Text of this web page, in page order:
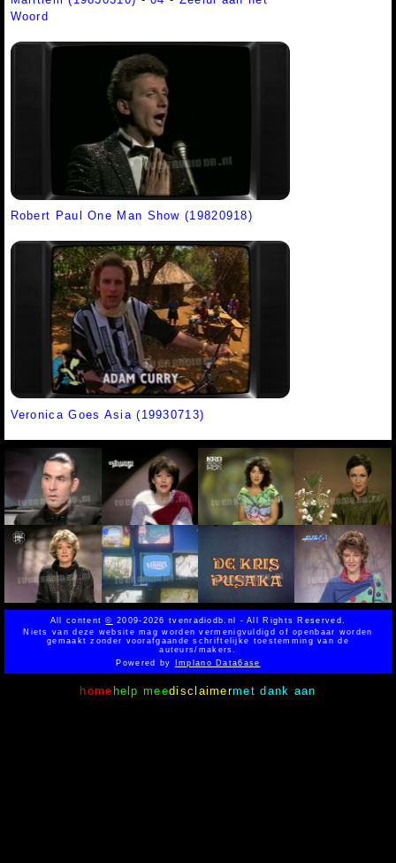
Woord
Robert Paul One Man Show (19820918)
Veronica Goes Asia (19930713)
All content© 2009-2026 tvenradiodb.nl - All Rights Reserved.
Niets van deze website mag worden vermenigvuldigd of openbaar worden
gemaakt zonder voorafgaande schriftelijke toestemming van de
auteurs/makers.
Powered byImplano Data6ase
home help meedisclaimermet dank aan